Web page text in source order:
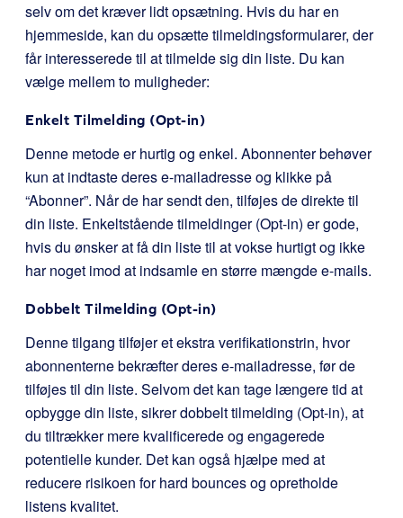
selv om det kræver lidt opsætning. Hvis du har en
hjemmeside, kan du opsætte tilmeldingsformularer, der
får interesserede til at tilmelde sig din liste. Du kan
vælge mellem to muligheder:
Enkelt Tilmelding (Opt-in)
Denne metode er hurtig og enkel. Abonnenter behøver
kun at indtaste deres e-mailadresse og klikke på
“Abonner”. Når de har sendt den, tilføjes de direkte til
din liste. Enkeltstående tilmeldinger (Opt-in) er gode,
hvis du ønsker at få din liste til at vokse hurtigt og ikke
har noget imod at indsamle en større mængde e-mails.
Dobbelt Tilmelding (Opt-in)
Denne tilgang tilføjer et ekstra verifikationstrin, hvor
abonnenterne bekræfter deres e-mailadresse, før de
tilføjes til din liste. Selvom det kan tage længere tid at
opbygge din liste, sikrer dobbelt tilmelding (Opt-in), at
du tiltrækker mere kvalificerede og engagerede
potentielle kunder. Det kan også hjælpe med at
reducere risikoen for hard bounces og opretholde
listens kvalitet.